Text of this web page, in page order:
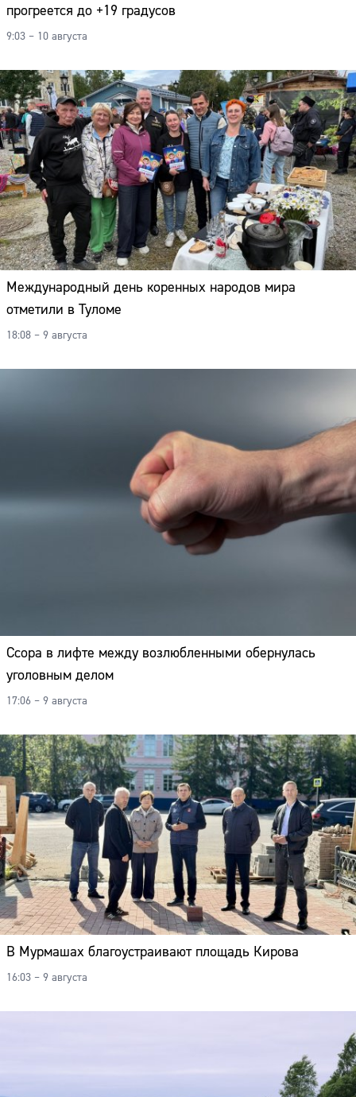
прогреется до +19 градусов
9:03 – 10 августа
Международный день коренных народов мира
отметили в Туломе
18:08 – 9 августа
Ссора в лифте между возлюбленными обернулась
уголовным делом
17:06 – 9 августа
В Мурмашах благоустраивают площадь Кирова
16:03 – 9 августа